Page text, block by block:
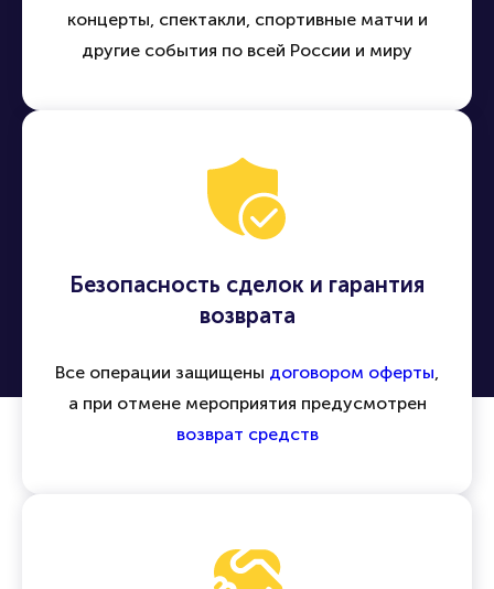
концерты, спектакли, спортивные матчи и
другие события по всей России и миру
Безопасность сделок и гарантия
возврата
Все операции защищены договором оферты
а при отмене мероприятия предусмотрен
возврат средств